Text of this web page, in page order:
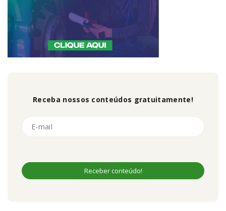
Receba nossos conteúdos gratuitamente!